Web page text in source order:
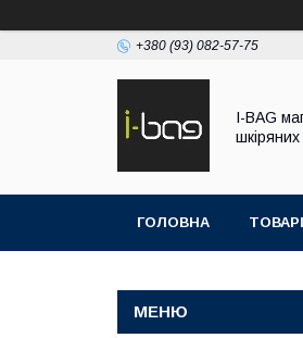
+380 (93) 082-57-75
I-BAG
ГОЛОВНА